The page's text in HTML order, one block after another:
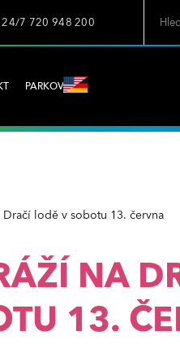
24/7 720 948 200
PARKOVÁNÍ
Dračí lodě v sobotu 13. června
NA
13.